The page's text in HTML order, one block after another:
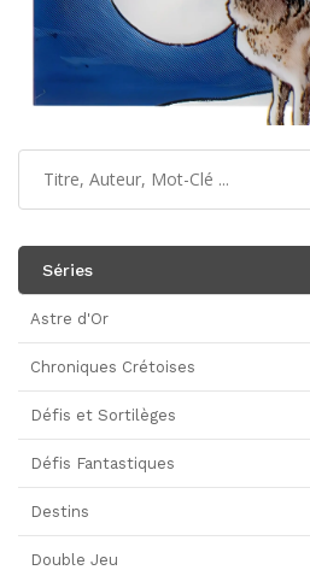
Séries
Astre d'Or
Chroniques Crétoises
Défis et Sortilèges
Défis Fantastiques
Destins
Double Jeu